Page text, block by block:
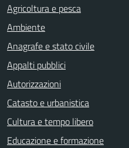
Agricoltura e pesca
Ambiente
Anagrafe e stato civile
Appalti pubblici
Autorizzazioni
Catasto e urbanistica
Cultura e tempo libero
Educazione e formazione